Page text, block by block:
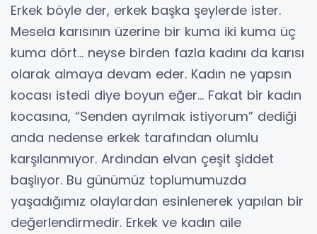
Erkek böyle der, erkek başka şeylerde ister.
Mesela karısının üzerine bir kuma iki kuma üç
kuma dört… neyse birden fazla kadını da karısı
olarak almaya devam eder. Kadın ne yapsın
kocası istedi diye boyun eğer… Fakat bir kadın
kocasına, “Senden ayrılmak istiyorum” dediği
anda nedense erkek tarafından olumlu
karşılanmıyor. Ardından elvan çeşit şiddet
başlıyor. Bu günümüz toplumumuzda
yaşadığımız olaylardan esinlenerek yapılan bir
değerlendirmedir. Erkek ve kadın aile